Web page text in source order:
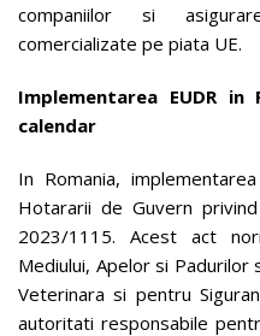
companiilor si
comercializate pe piata UE​.
Implementarea EUDR
calendar
In Romania,
Hotararii de Guvern
2023/1115. Acest act
Mediului, Apelor si Padurilor
Veterinara si pentru
autoritati responsabile